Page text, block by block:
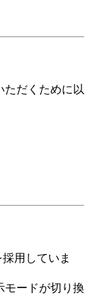
ただくために以
用していま
モードが切り換